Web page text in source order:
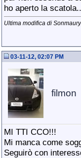
ho aperto la
Ultima modifica di
03-11-12, 02:07 PM
filmon
MI TTI CCO!!!
Mi manca come
Seguirò con